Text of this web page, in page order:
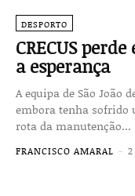
DESPORTO
CRECUS
a esperança
A equipa de São João
embora tenha sofrido
rota da manutenção...
FRANCISCO AMARAL -